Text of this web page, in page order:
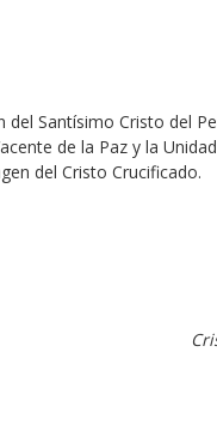
Santísimo Cristo del
de la Paz y la
del Cristo Crucificado.